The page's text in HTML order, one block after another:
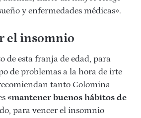
y enfermedades médicas».
el insomnio
de esta franja de edad, para
de problemas a la hora de irte
tanto Colomina
«mantener buenos hábitos de
para vencer el insomnio